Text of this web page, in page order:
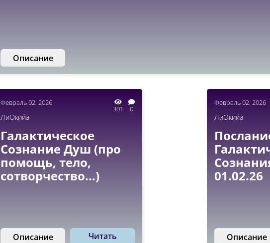
Описание
Февраль 02, 2026
301 0
ЛиОкийа
Галактическое
Сознание Душ (про
помощь, тело,
сотворчество...)
Описание Читать
Февраль 02, 2026
ЛиОкийа
01.02.26
Описание